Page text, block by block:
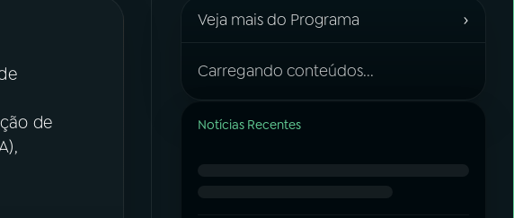
de
Veja mais do Programa ›
Carregando conteúdos...
Notícias Recentes